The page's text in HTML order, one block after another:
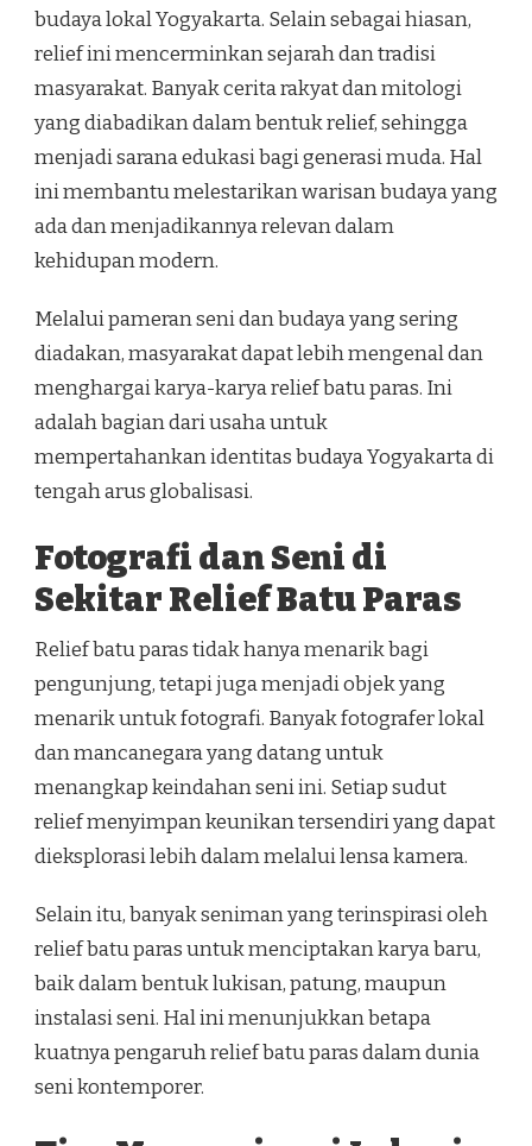
budaya lokal Yogyakarta. Selain sebagai hiasan,
relief ini mencerminkan sejarah dan tradisi
masyarakat. Banyak cerita rakyat dan mitologi
yang diabadikan dalam bentuk relief, sehingga
menjadi sarana edukasi bagi generasi muda. Hal
ini membantu melestarikan warisan budaya yang
ada dan menjadikannya relevan dalam
kehidupan modern.
Melalui pameran seni dan budaya yang sering
diadakan, masyarakat dapat lebih mengenal dan
menghargai karya-karya relief batu paras. Ini
adalah bagian dari usaha untuk
mempertahankan identitas budaya Yogyakarta di
tengah arus globalisasi.
Fotografi dan Seni di
Sekitar Relief Batu Paras
Relief batu paras tidak hanya menarik bagi
pengunjung, tetapi juga menjadi objek yang
menarik untuk fotografi. Banyak fotografer lokal
dan mancanegara yang datang untuk
menangkap keindahan seni ini. Setiap sudut
relief menyimpan keunikan tersendiri yang dapat
dieksplorasi lebih dalam melalui lensa kamera.
Selain itu, banyak seniman yang terinspirasi oleh
relief batu paras untuk menciptakan karya baru,
baik dalam bentuk lukisan, patung, maupun
instalasi seni. Hal ini menunjukkan betapa
kuatnya pengaruh relief batu paras dalam dunia
seni kontemporer.